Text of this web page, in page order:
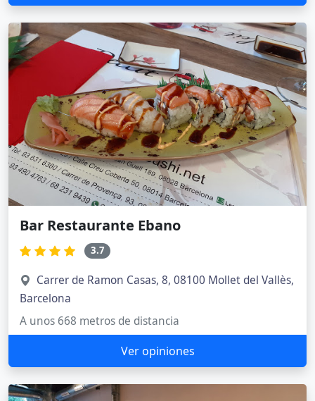
Bar Restaurante Ebano
3.7
Carrer de Ramon Casas, 8, 08100 Mollet del Vallès,
Barcelona
A unos 668 metros de distancia
Ver opiniones